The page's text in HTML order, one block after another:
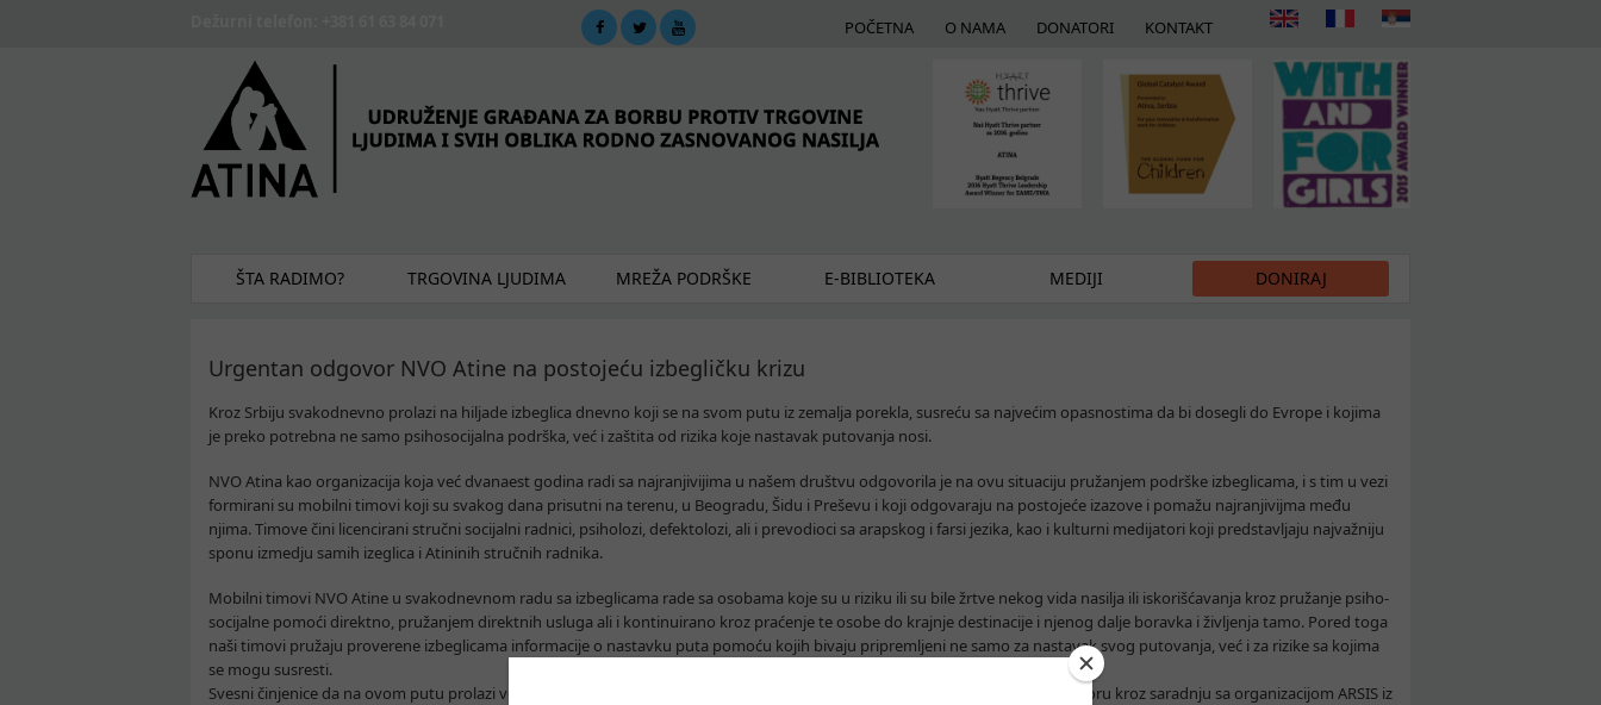
POČETNA O NAMA DONATORI KONTAKT
ŠTA RADIMO? TRGOVINA LJUDIMA MREŽA PODRŠKE E-BIBLIOTEKA MEDIJI DONIRAJ
Urgentan odgovor NVO Atine na postojeću izbegličku krizu
Kroz Srbiju svakodnevno prolazi na hiljade izbeglica dnevno koji se na svom putu iz zemalja porekla, susreću sa najvećim opasnostima da bi dosegli do Evrope i kojima
je preko potrebna ne samo psihosocijalna podrška, već i zaštita od rizika koje nastavak putovanja nosi.
NVO Atina kao organizacija koja već dvanaest godina radi sa najranjivijima u našem društvu odgovorila je na ovu situaciju pružanjem podrške izbeglicama, i s tim u vezi
formirani su mobilni timovi koji su svakog dana prisutni na terenu, u Beogradu, Šidu i Preševu i koji odgovaraju na postojeće izazove i pomažu najranjivijma među
njima. Timove čini licencirani stručni socijalni radnici, psiholozi, defektolozi, ali i prevodioci sa arapskog i farsi jezika, kao i kulturni medijatori koji predstavljaju najvažniju
sponu izmedju samih izeglica i Atininih stručnih radnika.
Mobilni timovi NVO Atine u svakodnevnom radu sa izbeglicama rade sa osobama koje su u riziku ili su bile žrtve nekog vida nasilja ili iskorišćavanja kroz pružanje psiho-
socijalne pomoći direktno, pružanjem direktnih usluga ali i kontinuirano kroz praćenje te osobe do krajnje destinacije i njenog dalje boravka i življenja tamo. Pored toga
naši timovi pružaju proverene izbeglicama informacije o nastavku puta pomoću kojih bivaju pripremljeni ne samo za nastavak svog putovanja, već i za rizike sa kojima
se mogu susresti.
Svesni činjenice da na ovom putu prolazi veliki broj maloletnika bez pratnje počeli smo da radimo na sveobuhvatnom odgovoru kroz saradnju sa organizacijom ARSIS iz